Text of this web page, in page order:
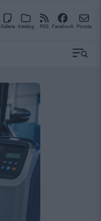
Galeria Katalog RSS Facebook Poczta